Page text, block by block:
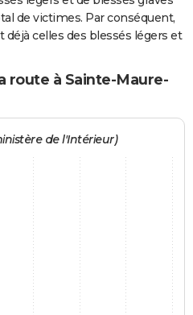
de victimes. Par conséquent,
celles des blessés légers et
route à Sainte-Maure-
de l'Intérieur)